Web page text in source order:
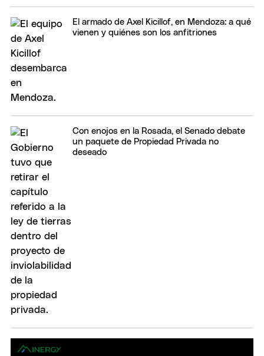
El armado de Axel Kicillof, en Mendoza: a qué
vienen y quiénes son los anfitriones
Con enojos en la Rosada, el Senado debate
un paquete de Propiedad Privada no
deseado